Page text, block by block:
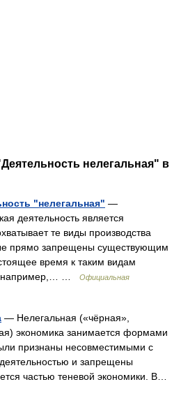
нелегальная" в
"нелегальная" —
деятельность является
те виды производства
прямо запрещены существующим
время к таким видам
например,… …
Официальная
— Нелегальная («чёрная»,
экономика занимается формами
признаны несовместимыми с
и запрещены
частью теневой экономики. В…